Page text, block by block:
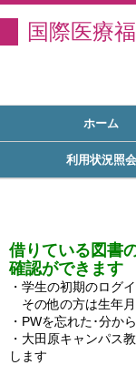
国際医療
ホーム
利用状況照会
借りている図書
確認ができます
・学生の初期のログ
その他の方は生年月
・PWを忘れた･分か
・大田原キャンパス
します